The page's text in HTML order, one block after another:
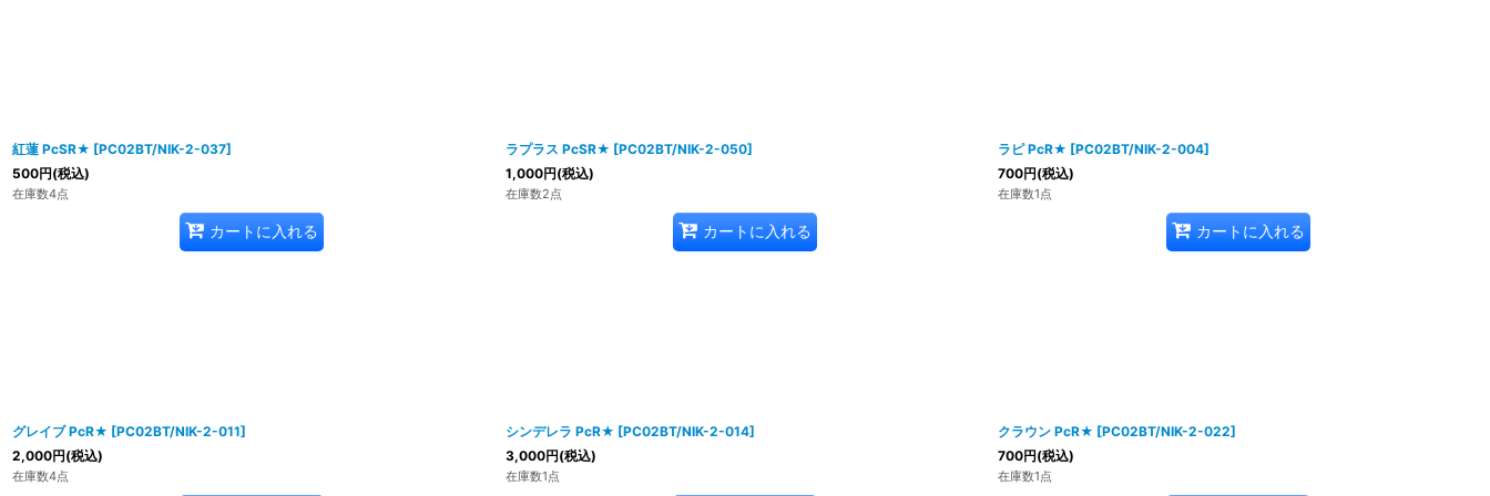
紅蓮 PcSR★ [PC02BT/NIK-2-037]
500円(税込)
在庫数4点
カートに入れる
ラプラス PcSR★ [PC02BT/NIK-2-050]
1,000円(税込)
在庫数2点
カートに入れる
ラピ PcR★ [PC02BT/NIK-2-004]
700円(税込)
在庫数1点
カートに入れる
グレイブ PcR★ [PC02BT/NIK-2-011]
2,000円(税込)
在庫数4点
シンデレラ PcR★ [PC02BT/NIK-2-014]
3,000円(税込)
在庫数1点
クラウン PcR★ [PC02BT/NIK-2-022]
700円(税込)
在庫数1点